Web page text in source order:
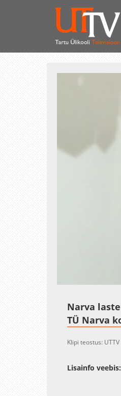
Narva
TÜ Narva
Klipi teostus: UTTV
Lisainfo veebis: